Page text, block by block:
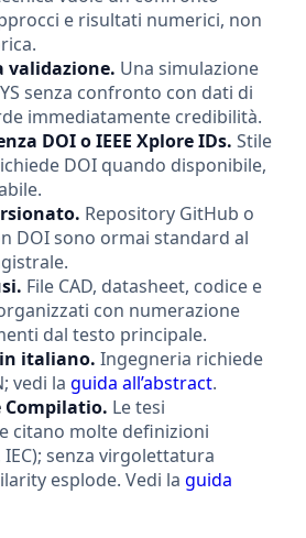
e risultati numerici, non
validazione. Una simulazione
senza confronto con dati di
immediatamente credibilità.
DOI o IEEE Xplore IDs. Stile
DOI quando disponibile,
Repository GitHub o
DOI sono ormai standard al
File CAD, datasheet, codice e
con numerazione
dal testo principale.
italiano. Ingegneria richiede
vedi la guida all’abstract.
Le tesi
citano molte definizioni
senza virgolettatura
esplode. Vedi la guida